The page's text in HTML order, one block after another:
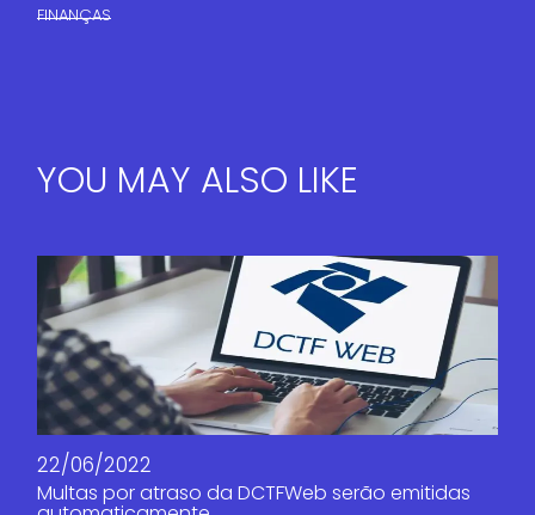
FINANÇAS​
YOU MAY ALSO LIKE
22/06/2022
Multas por atraso da DCTFWeb serão emitidas